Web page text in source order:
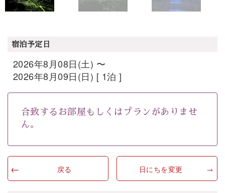
宿泊予定日
2026年8月08日(土) 〜
2026年8月09日(日) [ 1泊 ]
合致するお部屋もしくはプランがありませ
ん。
戻る 日にちを変更